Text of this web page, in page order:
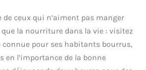
ceux qui n’aiment pas manger
que la nourriture dans la vie : visitez
connue pour ses habitants bourrus,
en l’importance de la bonne